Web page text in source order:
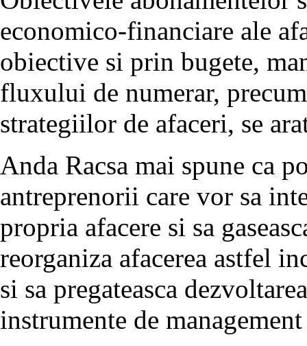
economico-financiare ale
obiective si prin bugete,
fluxului de numerar,
strategiilor de afaceri, se
Anda Racsa mai spune ca
antreprenorii care vor sa
propria afacere si sa
reorganiza afacerea astfel
si sa pregateasca
instrumente de